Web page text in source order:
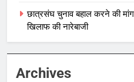
छात्रसंघ चुनाव बहाल करने की मांग
खिलाफ की नारेबाजी
Archives